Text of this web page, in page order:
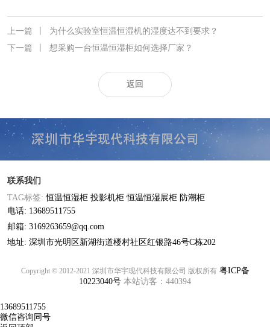
上一篇
为什么实验室恒温恒湿机的湿度达不到要求？
下一篇
想采购一台恒温恒湿柜如何选择厂家？
返回
联系我们
TAG标签:恒温恒湿柜 投影机柜 恒温恒湿展柜 防潮柜
电话: 13689511755
邮箱: 3169263659@qq.com
地址: 深圳市光明区新湖街道楼村社区红银路46号C栋202
Copyright © 2012-2021 深圳市华宇现代科技有限公司 版权所有 粤ICP备
10223040号 本站访客：440394
13689511755
微信咨询同号